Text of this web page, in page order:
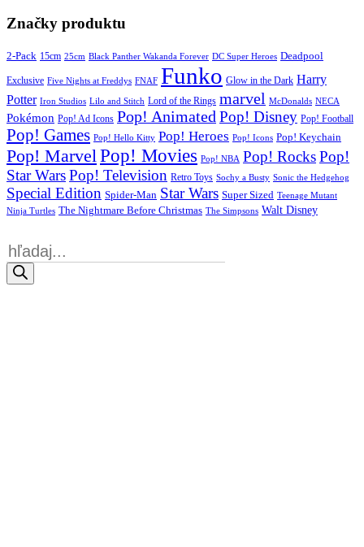
Značky produktu
2-Pack 15cm 25cm Black Panther Wakanda Forever DC Super Heroes Deadpool
Exclusive Five Nights at Freddys FNAF Funko Glow in the Dark Harry
Potter Iron Studios Lilo and Stitch Lord of the Rings marvel McDonalds NECA
Pokémon Pop! Ad Icons Pop! Animated Pop! Disney Pop! Football
Pop! Games Pop! Hello Kitty Pop! Heroes Pop! Icons Pop! Keychain
Pop! MarvelPop! Movies Pop! NBA Pop! RocksPop!
Star WarsPop! Television Retro Toys Sochy a Busty Sonic the Hedgehog
Special Edition Spider-Man Star Wars Super Sized Teenage Mutant
Ninja Turtles The Nightmare Before Christmas The Simpsons Walt Disney
Products
search